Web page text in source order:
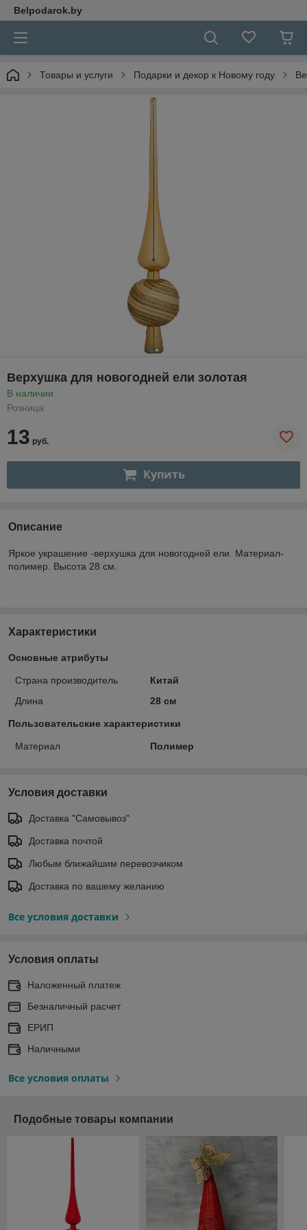
Belpodarok.by
Товары и услуги Подарки и декор к Новому году
Верхушка для новогодней ели золотая
В наличии
Розница
13 руб.
Купить
Описание
Яркое украшение -верхушка для новогодней ели. Материал-
полимер. Высота 28 см.
Характеристики
Основные атрибуты
Страна производитель
Китай
Длина
28 см
Пользовательские характеристики
Материал Полимер
Условия доставки
Доставка "Самовывоз"
Доставка почтой
Любым ближайшим перевозчиком
Доставка по вашему желанию
Все условия доставки
Условия оплаты
Наложенный платеж
Безналичный расчет
ЕРИП
Наличными
Все условия оплаты
Подобные товары компании